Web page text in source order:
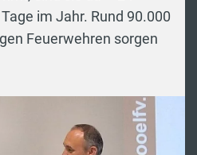
im Jahr. Rund 90.000
Feuerwehren sorgen